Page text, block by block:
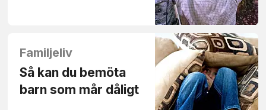
Familjeliv
Så kan du bemöta
barn som mår dåligt